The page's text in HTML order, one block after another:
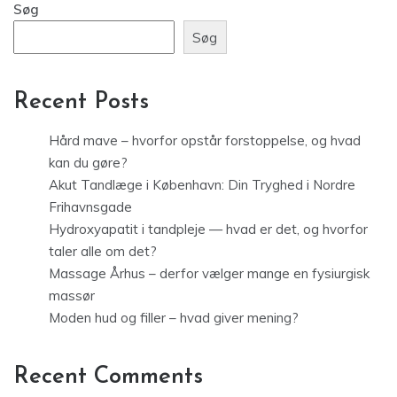
Søg
Søg
Recent Posts
Hård mave – hvorfor opstår forstoppelse, og hvad
kan du gøre?
Akut Tandlæge i København: Din Tryghed i Nordre
Frihavnsgade
Hydroxyapatit i tandpleje — hvad er det, og hvorfor
taler alle om det?
Massage Århus – derfor vælger mange en fysiurgisk
massør
Moden hud og filler – hvad giver mening?
Recent Comments